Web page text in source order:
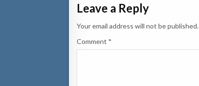
Leave a Reply
Your email address will not be published.
Comment *